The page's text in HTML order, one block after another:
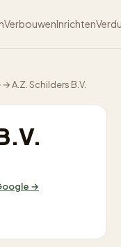
VerbouwenInrichten
→A.Z. Schilders B.V.
→